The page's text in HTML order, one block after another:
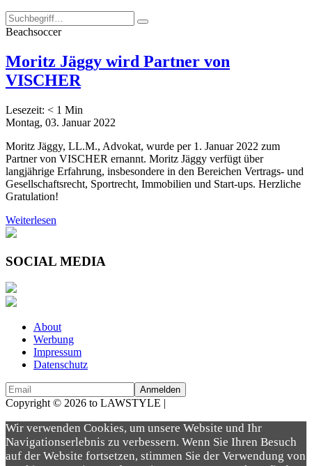
Beachsoccer
Moritz Jäggy wird Partner von
VISCHER
Lesezeit: < 1 Min
Montag, 03. Januar 2022
Moritz Jäggy, LL.M., Advokat, wurde per 1. Januar 2022 zum
Partner von VISCHER ernannt. Moritz Jäggy verfügt über
langjährige Erfahrung, insbesondere in den Bereichen Vertrags- und
Gesellschaftsrecht, Sportrecht, Immobilien und Start-ups. Herzliche
Gratulation!
Weiterlesen
SOCIAL MEDIA
About
Werbung
Impressum
Datenschutz
Copyright © 2026 to LAWSTYLE |
Wir verwenden Cookies, um unsere Website und Ihr
Navigationserlebnis zu verbessern. Wenn Sie Ihren Besuch
auf der Website fortsetzen, stimmen Sie der Verwendung von